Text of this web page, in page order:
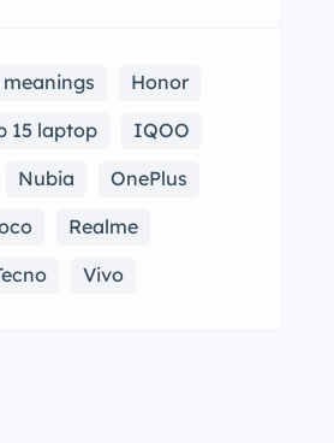
Honor
15 laptop
IQOO
Nubia
OnePlus
Realme
Vivo